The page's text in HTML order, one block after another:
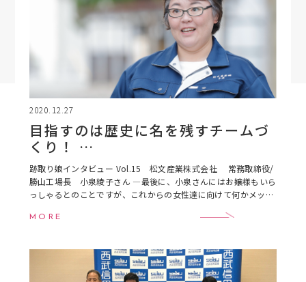
2020.12.27
目指すのは歴史に名を残すチームづ
くり！
跡取り娘のチームビルディング
跡取り娘インタビュー Vol.15 松文産業株式会社 常務取締役/
勝山工場長 小泉綾子さん ―最後に、小泉さんにはお嬢様もいら
っしゃるとのことですが、これからの女性達に向けて何かメッセ
MORE